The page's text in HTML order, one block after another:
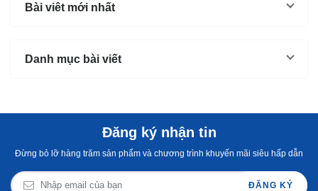
thể...
Bài viêt mới nhất
Danh mục bài viết
Đăng ký nhận tin
Đừng bỏ lỡ hàng trăm sản phẩm và chương trình khuyến mãi siêu hấp dẫn
ĐĂNG KÝ